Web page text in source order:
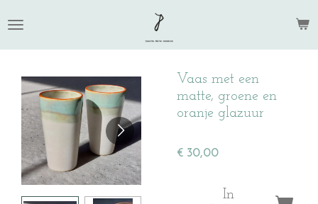
direct
naar
hoofdinhoud
Vaas met een
matte, groene en
oranje glazuur
€ 30,00
In